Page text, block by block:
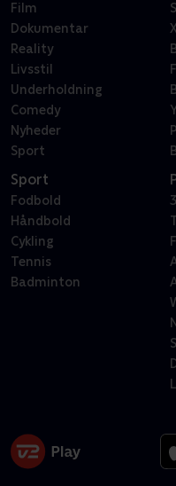
Film
Dokumentar
Reality
Livsstil
Underholdning
Comedy
Nyheder
Sport
Sport
Fodbold
Håndbold
Cykling
Tennis
Badminton